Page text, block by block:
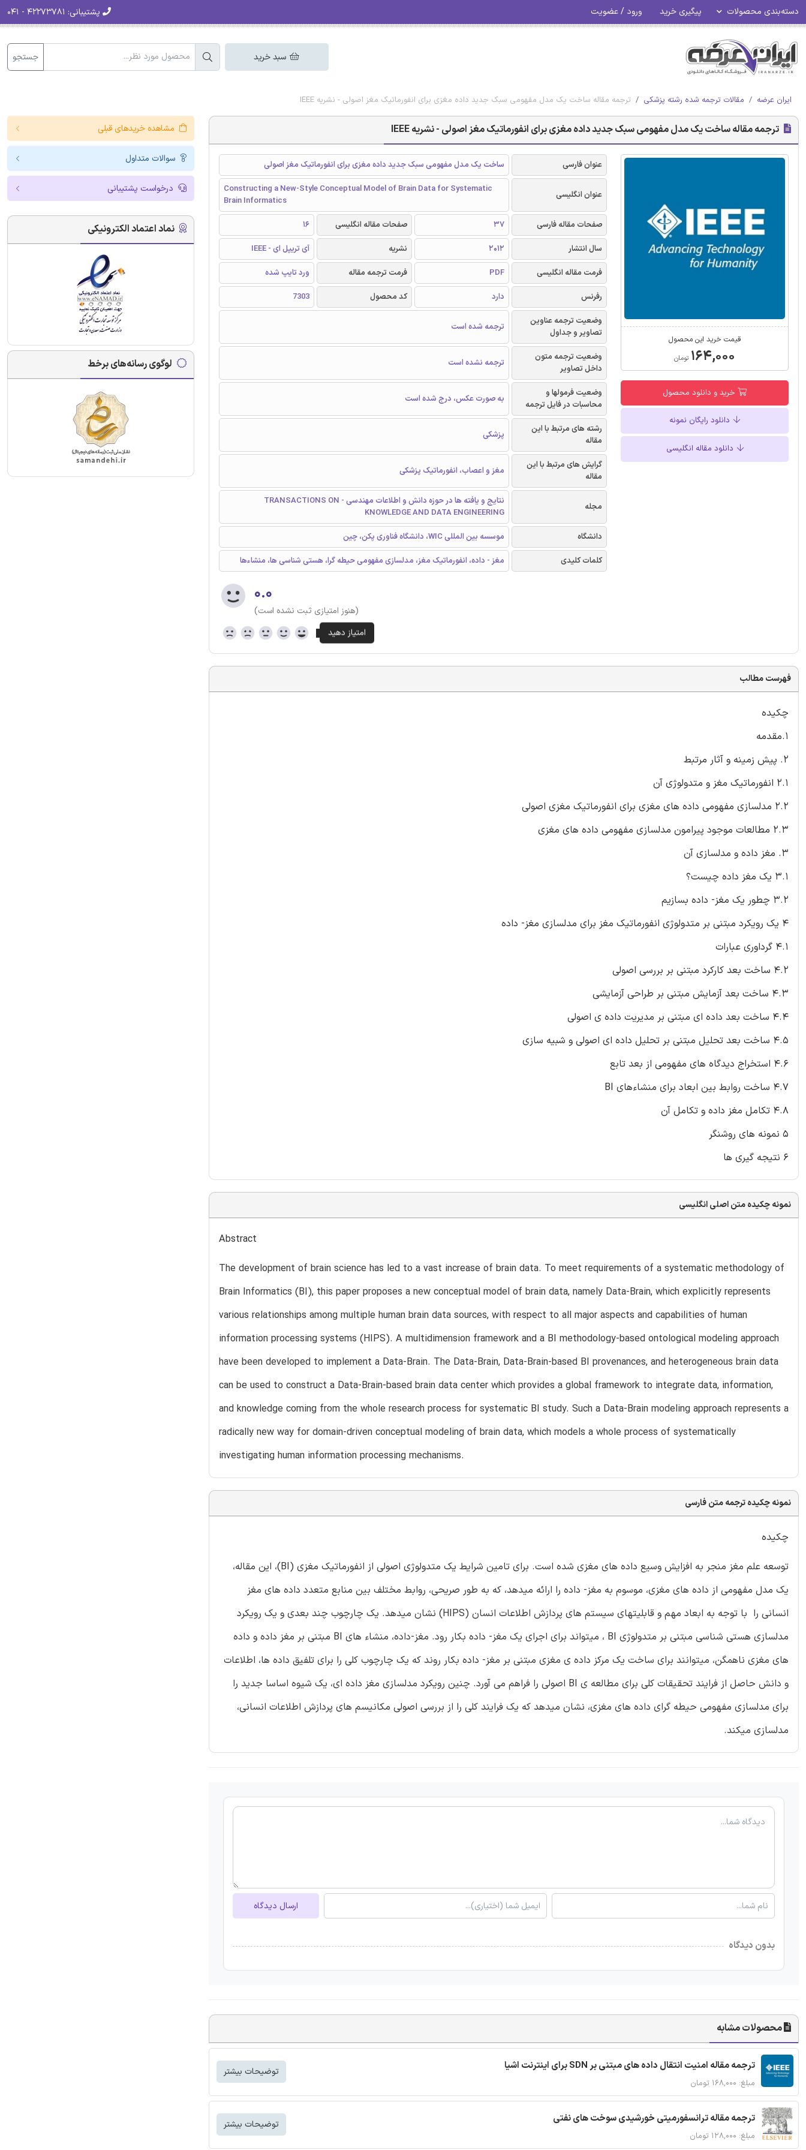
دسته‌بندی محصولات پیگیری خرید ورود / عضویت پشتیبانی:
سبد خرید جستجو
ایران عرضه مقالات ترجمه شده رشته پزشکی ترجمه مقاله ساخت یک مدل مفهومی سبک جدید داده مغزی برای انفورماتیک مغز اصولی - نشریه IEEE
ترجمه مقاله ساخت یک مدل مفهومی سبک جدید داده مغزی برای انفورماتیک مغز اصولی - نشریه IEEE
قیمت خرید این محصول
۱۶۴,۰۰۰ تومان
خرید و دانلود محصول
دانلود رایگان نمونه
دانلود مقاله انگلیسی
عنوان فارسی ساخت یک مدل مفهومی سبک جدید داده مغزی برای انفورماتیک مغز اصولی
عنوان انگلیسی
Constructing a New-Style Conceptual Model of Brain Data for Systematic
Brain Informatics
صفحات مقاله فارسی
37 صفحات مقاله انگلیسی
16
سال انتشار
2012 نشریه
آی تریپل ای - IEEE
فرمت مقاله انگلیسی
PDF فرمت ترجمه مقاله
ورد تایپ شده
رفرنس
دارد کد محصول
7303
وضعیت ترجمه عناوین
تصاویر و جداول
ترجمه شده است
وضعیت ترجمه متون
داخل تصاویر
ترجمه نشده است
وضعیت فرمولها و
محاسبات در فایل ترجمه
به صورت عکس، درج شده است
رشته های مرتبط با این
مقاله
پزشکی
گرایش های مرتبط با این
مقاله
مغز و اعصاب، انفورماتیک پزشکی
مجله
نتایج و یافته ها در حوزه دانش و اطلاعات مهندسی - TRANSACTIONS ON
KNOWLEDGE AND DATA ENGINEERING
دانشگاه
موسسه بین المللی WIC، دانشگاه فناوری پکن، چین
کلمات کلیدی
مغز - داده، انفورماتیک مغز، مدلسازی مفهومی حیطه گرا، هستی شناسی ها، منشاءها
۰.۰
(هنوز امتیازی ثبت نشده است)
فهرست مطالب
چکیده
1.مقدمه
2. پیش زمینه و آثار مرتبط
2.1 انفورماتیک مغز و متدولوژی آن
2.2 مدلسازی مفهومی داده های مغزی برای انفورماتیک مغزی اصولی
2.3 مطالعات موجود پیرامون مدلسازی مفهومی داده های مغزی
3. مغز داده و مدلسازی آن
3.1 یک مغز داده چیست؟
3.2 چطور یک مغز- داده بسازیم
4 یک رویکرد مبتنی بر متدولوژی انفورماتیک مغز برای مدلسازی مغز- داده
4.1 گرداوری عبارات
4.2 ساخت بعد کارکرد مبتنی بر بررسی اصولی
4.3 ساخت بعد آزمایش مبتنی بر طراحی آزمایشی
4.4 ساخت بعد داده ای مبتنی بر مدیریت داده ی اصولی
4.5 ساخت بعد تحلیل مبتنی بر تحلیل داده ای اصولی و شبیه سازی
4.6 استخراج دیدگاه های مفهومی از بعد تابع
4.7 ساخت روابط بین ابعاد برای منشاءهای BI
4.8 تکامل مغز داده و تکامل آن
5 نمونه های روشنگر
6 نتیجه گیری ها
نمونه چکیده متن اصلی انگلیسی
Abstract
The development of brain science has led to a vast increase of brain data. To meet requirements of a systematic methodology of
Brain Informatics (BI), this paper proposes a new conceptual model of brain data, namely Data-Brain, which explicitly represents
various relationships among multiple human brain data sources, with respect to all major aspects and capabilities of human
information processing systems (HIPS). A multidimension framework and a BI methodology-based ontological modeling approach
have been developed to implement a Data-Brain. The Data-Brain, Data-Brain-based BI provenances, and heterogeneous brain data
can be used to construct a Data-Brain-based brain data center which provides a global framework to integrate data, information,
and knowledge coming from the whole research process for systematic BI study. Such a Data-Brain modeling approach represents a
radically new way for domain-driven conceptual modeling of brain data, which models a whole process of systematically
investigating human information processing mechanisms.
نمونه چکیده ترجمه متن فارسی
چکیده
توسعه علم مغز منجر به افزایش وسیع داده های مغزی شده است. برای تامین شرایط یک متدولوژی اصولی از انفورماتیک مغزی (BI)، این مقاله،
یک مدل مفهومی از داده های مغزی، موسوم به مغز- داده را ارائه میدهد، که به طور صریحی، روابط مختلف بین منابع متعدد داده های مغز
انسانی را با توجه به ابعاد مهم و قابلیتهای سیستم های پردازش اطلاعات انسان (HIPS) نشان میدهد. یک چارچوب چند بعدی و یک رویکرد
مدلسازی هستی شناسی مبتنی بر متدولوژی BI ، میتواند برای اجرای یک مغز- داده بکار رود. مغز-داده، منشاء های BI مبتنی بر مغز داده و داده
های مغزی ناهمگن، میتوانند برای ساخت یک مرکز داده ی مغزی مبتنی بر مغز- داده بکار روند که یک چارچوب کلی را برای تلفیق داده ها، اطلاعات
و دانش حاصل از فرایند تحقیقات کلی برای مطالعه ی BI اصولی را فراهم می آورد. چنین رویکرد مدلسازی مغز داده ای، یک شیوه اساسا جدید را
برای مدلسازی مفهومی حیطه گرای داده های مغزی، نشان میدهد که یک فرایند کلی را از بررسی اصولی مکانیسم های پردازش اطلاعات انسانی،
مدلسازی میکند.
ارسال دیدگاه
بدون دیدگاه
محصولات مشابه
ترجمه مقاله امنیت انتقال داده های مبتنی بر SDN برای اینترنت اشیا
مبلغ: ۱۶۸,۰۰۰ تومان
توضیحات بیشتر
ترجمه مقاله ترانسفورمیتی خورشیدی سوخت های نفتی
مبلغ: ۱۲۸,۰۰۰ تومان
توضیحات بیشتر
مشاهده خریدهای قبلی
سوالات متداول
درخواست پشتیبانی
نماد اعتماد الکترونیکی
لوگوی رسانه‌های برخط